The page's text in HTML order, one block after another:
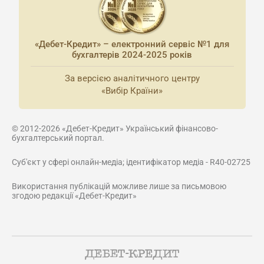
«Дебет-Кредит» – електронний сервіс №1 для
бухгалтерів 2024-2025 років
За версією аналітичного центру
«Вибір Країни»
© 2012-2026 «Дебет-Кредит» Український фінансово-
бухгалтерський портал.
Суб'єкт у сфері онлайн-медіа; ідентифікатор медіа - R40-02725
Використання публікацій можливе лише за письмовою
згодою редакції «Дебет-Кредит»